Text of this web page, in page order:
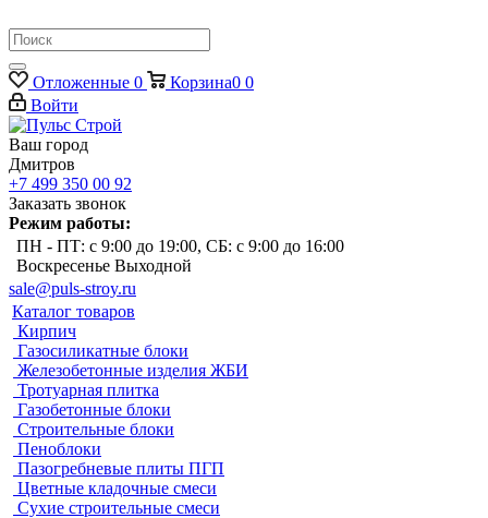
Отложенные 0 Корзина0 0
Войти
Ваш город
Дмитров
+7 499 350 00 92
Заказать звонок
Режим работы:
ПН - ПТ: с 9:00 до 19:00, СБ: с 9:00 до 16:00
Воскресенье Выходной
sale@puls-stroy.ru
Каталог товаров
Кирпич
Газосиликатные блоки
Железобетонные изделия ЖБИ
Тротуарная плитка
Газобетонные блоки
Строительные блоки
Пеноблоки
Пазогребневые плиты ПГП
Цветные кладочные смеси
Сухие строительные смеси